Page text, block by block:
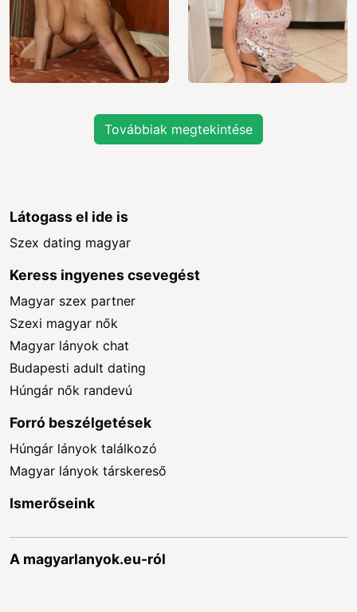
Továbbiak megtekintése
Látogass el ide is
Szex dating magyar
Keress ingyenes csevegést
Magyar szex partner
Szexi magyar nők
Magyar lányok chat
Budapesti adult dating
Húngár nők randevú
Forró beszélgetések
Húngár lányok találkozó
Magyar lányok társkereső
Ismerőseink
A magyarlanyok.eu-ról